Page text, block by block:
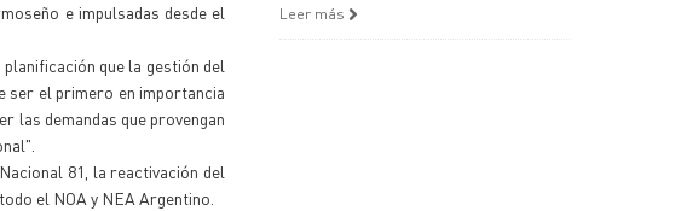
e impulsadas desde el
que la gestión del
ser el primero en importancia
las demandas que provengan
81, la reactivación del
el NOA y NEA Argentino.
Leer más